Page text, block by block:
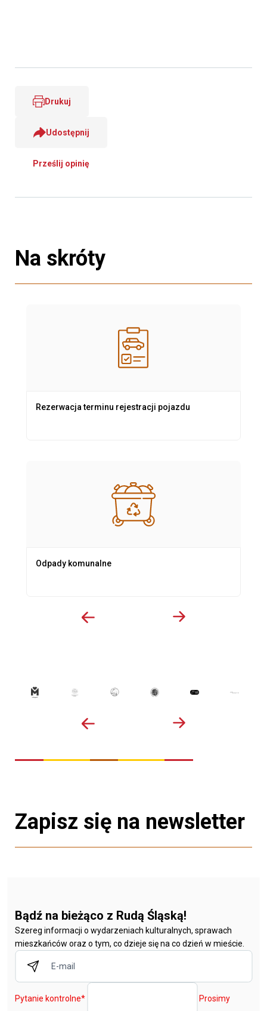
Drukuj
Udostępnij
Prześlij opinię
Na skróty
Rezerwacja terminu rejestracji pojazdu
Odpady komunalne
Zapisz się na newsletter
Bądź na bieżąco z Rudą Śląską!
Szereg informacji o wydarzeniach kulturalnych, sprawach
mieszkańców oraz o tym, co dzieje się na co dzień w mieście.
Pytanie kontrolne* Prosimy